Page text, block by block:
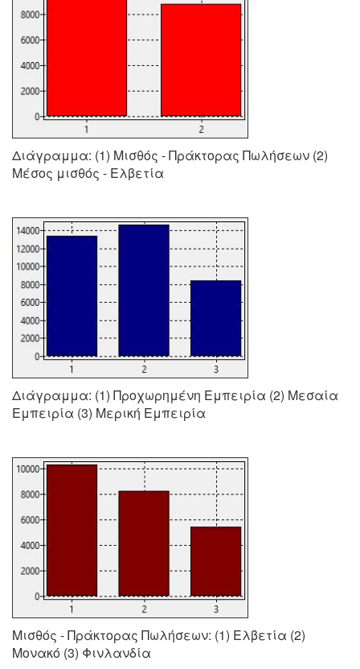
Διάγραμμα: (1) Μισθός - Πράκτορας Πωλήσεων (2)
Μέσος μισθός - Ελβετία
Διάγραμμα: (1) Προχωρημένη Εμπειρία (2) Μεσαία
Εμπειρία (3) Μερική Εμπειρία
Μισθός - Πράκτορας Πωλήσεων: (1) Ελβετία (2)
Μονακό (3) Φινλανδία